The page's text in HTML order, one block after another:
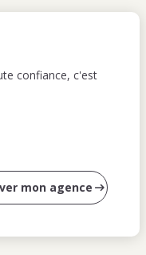
confiance, c'est
mon agence